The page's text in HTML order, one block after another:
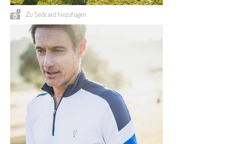
Zu Sedcard hinzufügen